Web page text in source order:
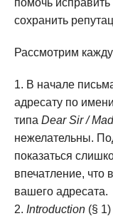
помочь
сохранить
Рассмотрим
В начале
адресату по
типа Dear Sir /
нежелательны.
показаться
впечатление, что
вашего адресата.
Introduction (§